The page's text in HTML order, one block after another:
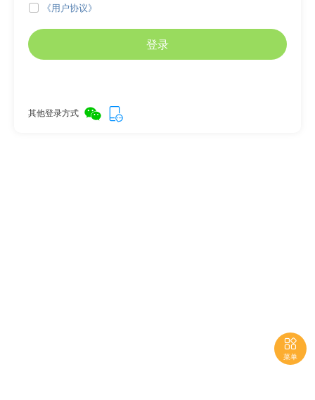
 《用户协议》
登录
其他登录方式

菜单